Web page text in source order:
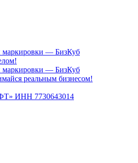
маркировки — БизКуб
маркировки — БизКуб
реальным бизнесом!
ИНН 7730643014